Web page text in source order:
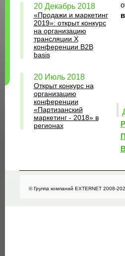
20 Декабрь 2018
«Продажи и маркетинг
2019»: открыт конкурс
на организацию
трансляции X
конференции B2B
basis
20 Июль 2018
Открыт конкурс на
организацию
конференции
«Партизанский
маркетинг - 2018» в
регионах
© Группа компаний EXTERNET 2008-